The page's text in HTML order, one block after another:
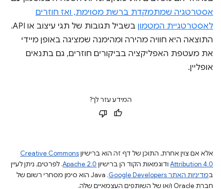
אסטרטגיה שמתמקדת ברשת מסוימת, ואז חוזרים
לאסטרטגיית המטמון
בשביל תגובות של תגי עיצוב או API.
התוצאה היא חוויה מהירה ומהימנה שמציגה באופן מיידי
את מעטפת האפליקציה בביקורים חוזרים, גם בתנאים
אופליין.
המידע עזר לך?
אלא אם צוין אחרת, התוכן של דף זה הוא ברישיוןCreative Commons
Attribution 4.0 ודוגמאות הקוד הן ברישיון Apache 2.0. לפרטים, ניתן לעיין
במדיניות האתר Google Developers‏
.‏ Java הוא סימן מסחרי רשום של
חברת Oracle ו/או של השותפים העצמאיים שלה.